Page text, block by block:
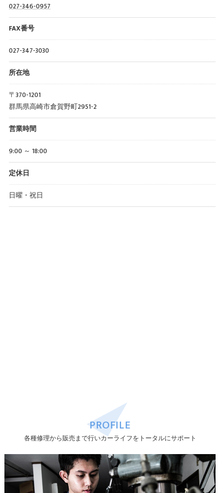
027-346-0957
FAX番号
027-347-3030
所在地
〒370-1201
群馬県高崎市倉賀野町2951-2
営業時間
9:00 ～ 18:00
定休日
日曜・祝日
各種修理から販売まで行いカーライフをトータルにサポート
PROFILE